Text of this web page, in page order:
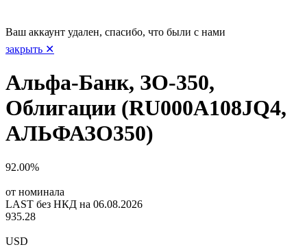
Ваш аккаунт удален, спасибо, что были с нами
закрыть ✕
Альфа-Банк, ЗО-350,
Облигации (RU000A108JQ4,
АЛЬФАЗО350)
92.00%
от номинала
LAST без НКД на 06.08.2026
935.28
USD